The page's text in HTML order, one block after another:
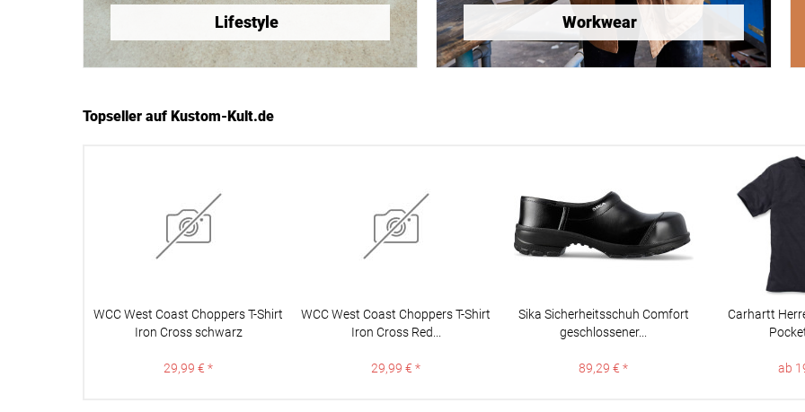
Lifestyle Workwear
Topseller auf Kustom-Kult.de
WCC West Coast Choppers T-Shirt
Iron Cross schwarz
29,99 € *
WCC West Coast Choppers T-Shirt
Iron Cross Red...
29,99 € *
Sika Sicherheitsschuh Comfort
geschlossener...
89,29 € *
Carhartt
ab